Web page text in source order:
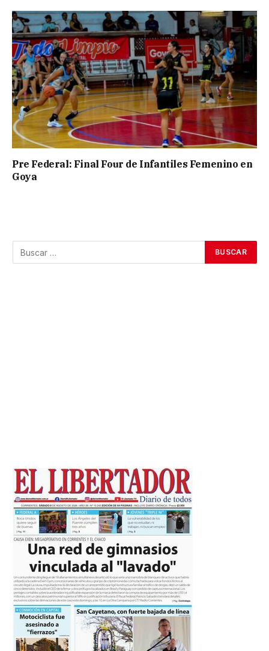
Pre Federal: Final Four de Infantiles Femenino en
Goya